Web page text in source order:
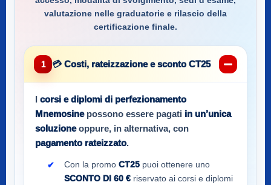
valutazione nelle graduatorie e rilascio della
certificazione finale.
1 💳 Costi, rateizzazione e sconto CT25
corsi e diplomi di perfezionamento
Mnemosinepossono essere pagati in un’unica
soluzioneoppure, in alternativa, con
pagamento rateizzato.
Con la promo CT25 puoi ottenere uno
SCONTO DI 60 € riservato ai corsi e diplomi